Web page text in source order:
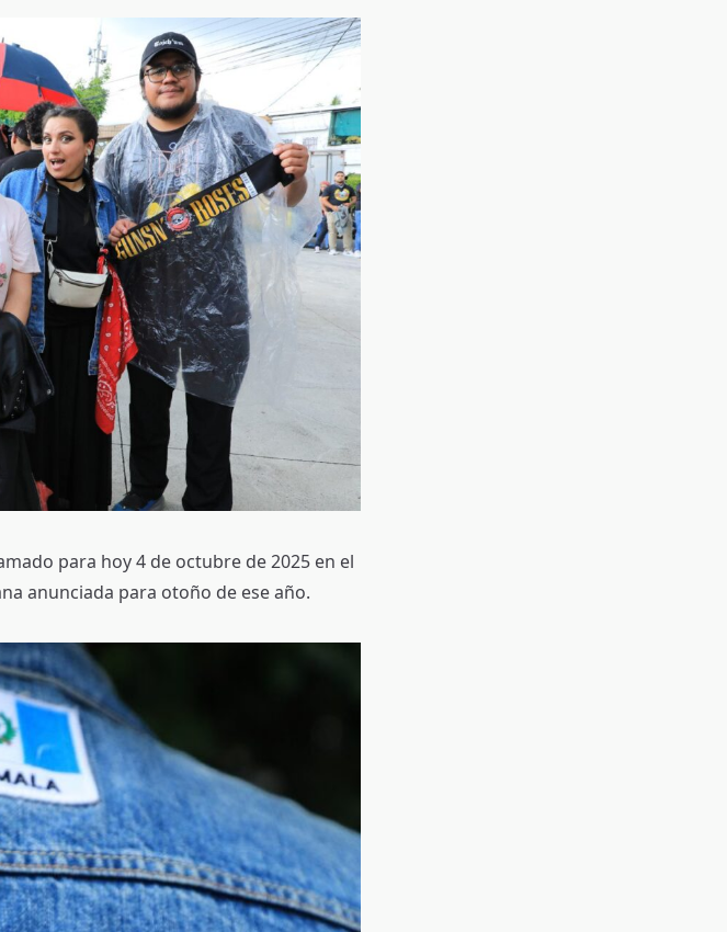
para hoy 4 de octubre de 2025 en el
anunciada para otoño de ese año.